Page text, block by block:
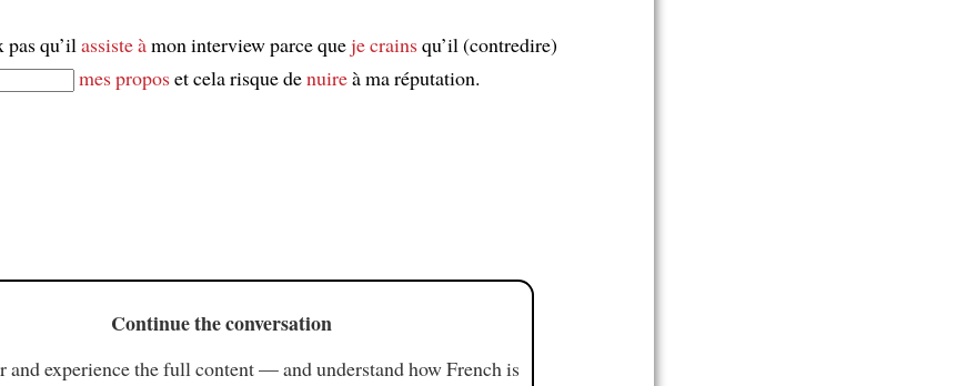
pas qu’ilassiste àmon interview parce queje crainsqu’il (contredire)
mes proposet cela risque denuireà ma réputation.
Continue the conversation
and experience the full content — and understand how French is